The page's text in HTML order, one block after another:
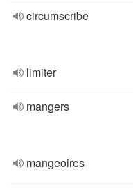
circumscribe
limiter
mangers
mangeoires